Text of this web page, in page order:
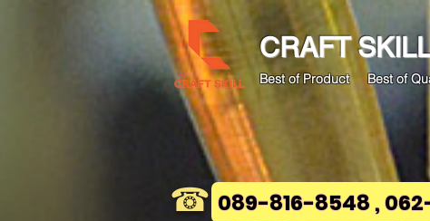
CRAFT
Best of Product Best of
☎ 089-816-8548 ,